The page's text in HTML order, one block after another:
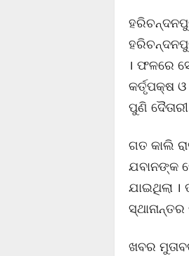
। ଫଳରେ
କର୍ତୃପକ୍ଷ
ପୁଣି
ଗତ କାଲି
ଯବାନଙ୍କ
ଯାଇଥିଲା
ସ୍ଥାନାନ୍ତର
ଖବର